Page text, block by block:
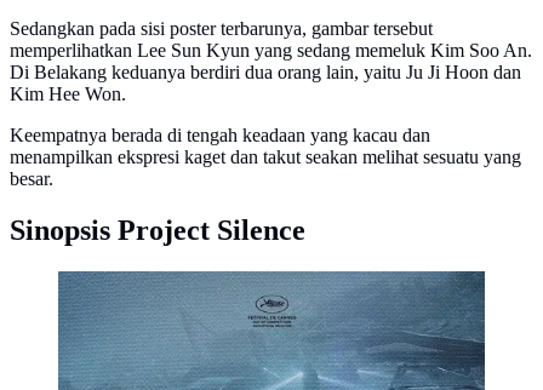
Sedangkan pada sisi poster terbarunya, gambar tersebut
memperlihatkan Lee Sun Kyun yang sedang memeluk Kim Soo An.
Di Belakang keduanya berdiri dua orang lain, yaitu Ju Ji Hoon dan
Kim Hee Won.
Keempatnya berada di tengah keadaan yang kacau dan
menampilkan ekspresi kaget dan takut seakan melihat sesuatu yang
besar.
Sinopsis Project Silence
dok. instagram/cjenmovie